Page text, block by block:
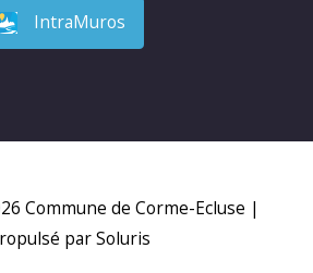
IntraMuros
Commune de Corme-Ecluse |
par Soluris